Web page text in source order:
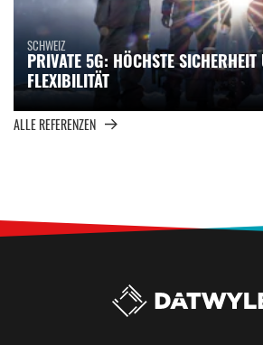
SCHWEIZ
PRIVATE 5G: HÖCHSTE SICHERHEIT
FLEXIBILITÄT
ALLE REFERENZEN